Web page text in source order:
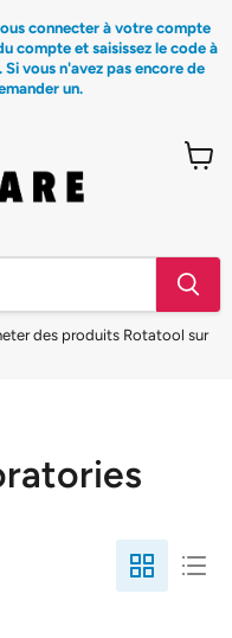
connecter à votre compte
compte et saisissez le code à
vous n'avez pas encore de
un.
des produits Rotatool sur